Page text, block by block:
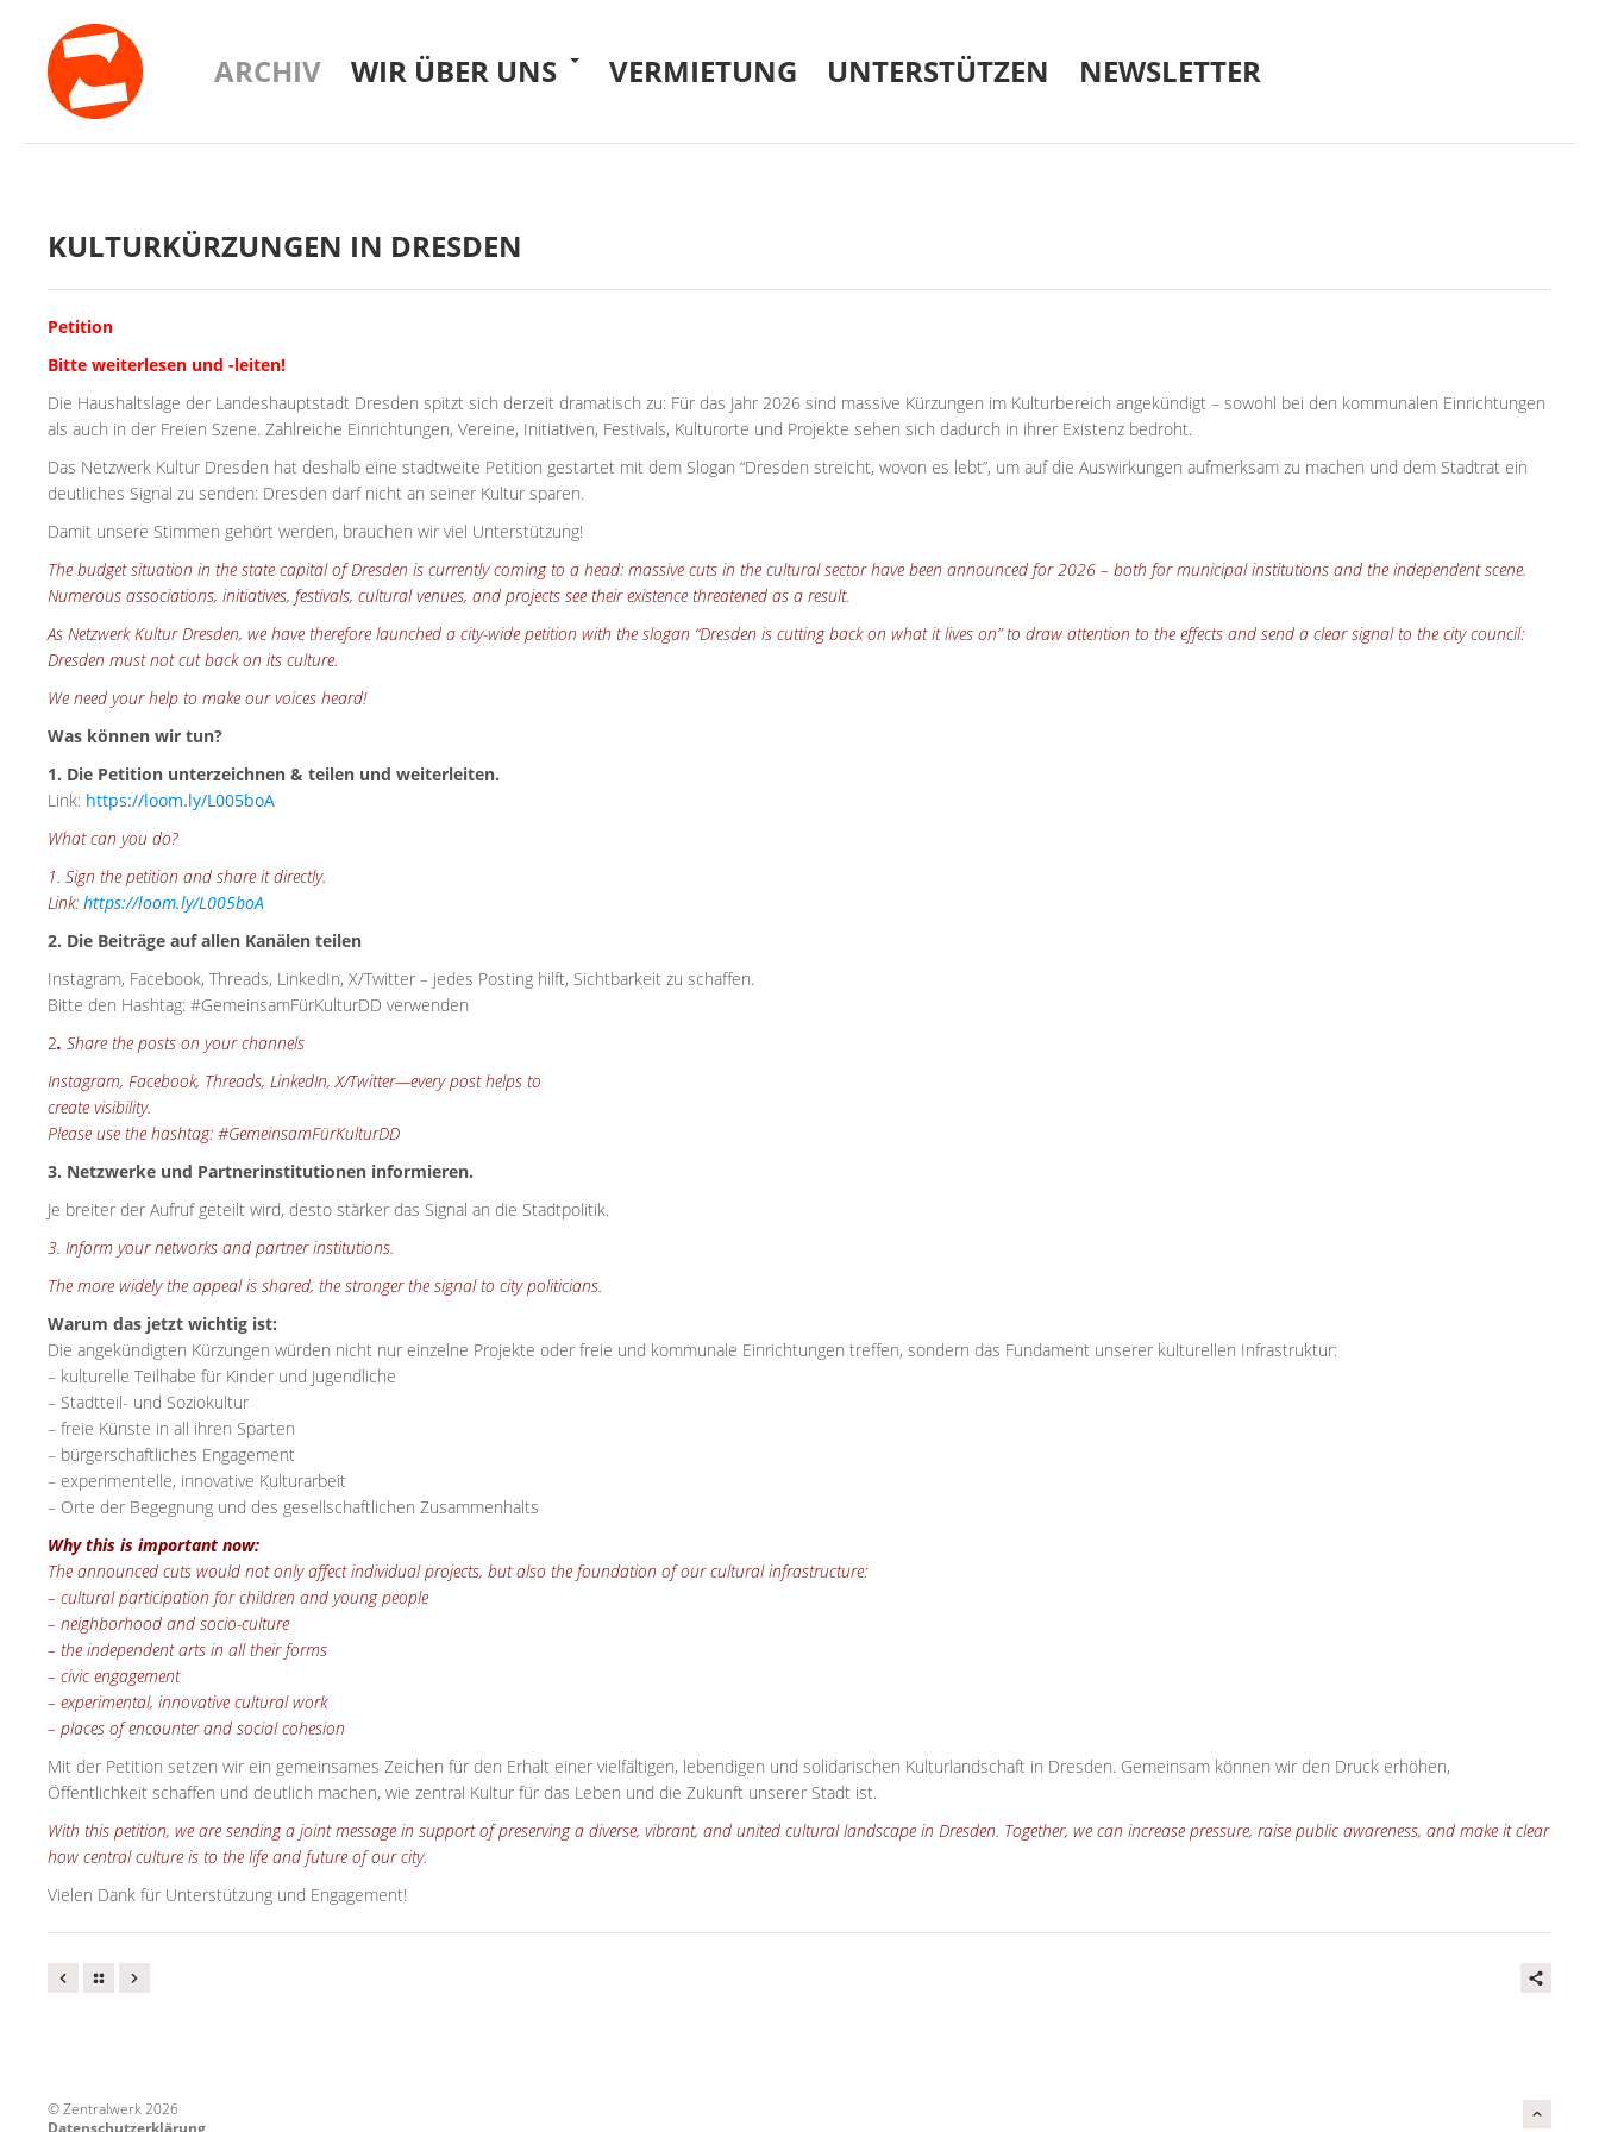
ARCHIV WIR ÜBER UNS VERMIETUNG UNTERSTÜTZEN NEWSLETTER
KULTURKÜRZUNGEN IN DRESDEN
Petition
Bitte weiterlesen und -leiten!
Die Haushaltslage der Landeshauptstadt Dresden spitzt sich derzeit dramatisch zu: Für das Jahr 2026 sind massive Kürzungen im Kulturbereich angekündigt – sowohl bei den kommunalen Einrichtungen
als auch in der Freien Szene. Zahlreiche Einrichtungen, Vereine, Initiativen, Festivals, Kulturorte und Projekte sehen sich dadurch in ihrer Existenz bedroht.
Das Netzwerk Kultur Dresden hat deshalb eine stadtweite Petition gestartet mit dem Slogan “Dresden streicht, wovon es lebt”, um auf die Auswirkungen aufmerksam zu machen und dem Stadtrat ein
deutliches Signal zu senden: Dresden darf nicht an seiner Kultur sparen.
Damit unsere Stimmen gehört werden, brauchen wir viel Unterstützung!
The budget situation in the state capital of Dresden is currently coming to a head: massive cuts in the cultural sector have been announced for 2026 – both for municipal institutions and the independent scene.
Numerous associations, initiatives, festivals, cultural venues, and projects see their existence threatened as a result.
As Netzwerk Kultur Dresden, we have therefore launched a city-wide petition with the slogan “Dresden is cutting back on what it lives on” to draw attention to the effects and send a clear signal to the city council:
Dresden must not cut back on its culture.
We need your help to make our voices heard!
Was können wir tun?
1. Die Petition unterzeichnen & teilen und weiterleiten.
Link: https://loom.ly/L005boA
What can you do?
1. Sign the petition and share it directly.
Link: https://loom.ly/L005boA
2. Die Beiträge auf allen Kanälen teilen
Instagram, Facebook, Threads, LinkedIn, X/Twitter – jedes Posting hilft, Sichtbarkeit zu schaffen.
Bitte den Hashtag: #GemeinsamFürKulturDD verwenden
2. Share the posts on your channels
Instagram, Facebook, Threads, LinkedIn, X/Twitter—every post helps to
create visibility.
Please use the hashtag: #GemeinsamFürKulturDD
3. Netzwerke und Partnerinstitutionen informieren.
Je breiter der Aufruf geteilt wird, desto stärker das Signal an die Stadtpolitik.
3. Inform your networks and partner institutions.
The more widely the appeal is shared, the stronger the signal to city politicians.
Warum das jetzt wichtig ist:
Die angekündigten Kürzungen würden nicht nur einzelne Projekte oder freie und kommunale Einrichtungen treffen, sondern das Fundament unserer kulturellen Infrastruktur:
– kulturelle Teilhabe für Kinder und Jugendliche
– Stadtteil- und Soziokultur
– freie Künste in all ihren Sparten
– bürgerschaftliches Engagement
– experimentelle, innovative Kulturarbeit
– Orte der Begegnung und des gesellschaftlichen Zusammenhalts
Why this is important now:
The announced cuts would not only affect individual projects, but also the foundation of our cultural infrastructure:
– cultural participation for children and young people
– neighborhood and socio-culture
– the independent arts in all their forms
– civic engagement
– experimental, innovative cultural work
– places of encounter and social cohesion
Mit der Petition setzen wir ein gemeinsames Zeichen für den Erhalt einer vielfältigen, lebendigen und solidarischen Kulturlandschaft in Dresden. Gemeinsam können wir den Druck erhöhen,
Öffentlichkeit schaffen und deutlich machen, wie zentral Kultur für das Leben und die Zukunft unserer Stadt ist.
With this petition, we are sending a joint message in support of preserving a diverse, vibrant, and united cultural landscape in Dresden. Together, we can increase pressure, raise public awareness, and make it clear
how central culture is to the life and future of our city.
Vielen Dank für Unterstützung und Engagement!
© Zentralwerk 2026
Datenschutzerklärung